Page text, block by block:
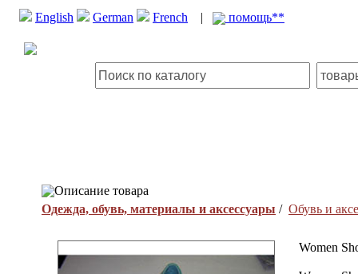
English German French | помощь**
Описание товара
Одежда, обувь, материалы и аксессуары / Обувь и
Women